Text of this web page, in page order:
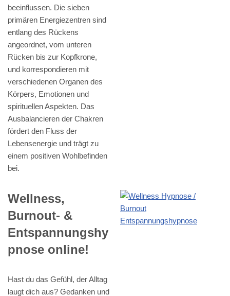
beeinflussen. Die sieben
primären Energiezentren sind
entlang des Rückens
angeordnet, vom unteren
Rücken bis zur Kopfkrone,
und korrespondieren mit
verschiedenen Organen des
Körpers, Emotionen und
spirituellen Aspekten. Das
Ausbalancieren der Chakren
fördert den Fluss der
Lebensenergie und trägt zu
einem positiven Wohlbefinden
bei.
Wellness,
Burnout- &
Entspannungshy
pnose online!
Hast du das Gefühl, der Alltag
laugt dich aus? Gedanken und